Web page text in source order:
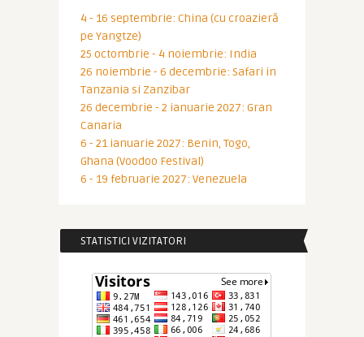
4 - 16 septembrie: China (cu croazieră
pe Yangtze)
25 octombrie - 4 noiembrie: India
26 noiembrie - 6 decembrie: Safari in
Tanzania si Zanzibar
26 decembrie - 2 ianuarie 2027: Gran
Canaria
6 - 21 ianuarie 2027: Benin, Togo,
Ghana (Voodoo Festival)
6 - 19 februarie 2027: Venezuela
STATISTICI VIZITATORI